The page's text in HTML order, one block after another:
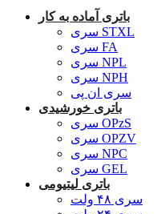
باتری آماده به کار
سری STXL
سری FA
سری NPL
سری NPH
سری ان پی
باتری خورشیدی
سری OPzS
سری OPZV
سری NPC
سری GEL
باتری لیتیومی
سری ۴۸ ولت